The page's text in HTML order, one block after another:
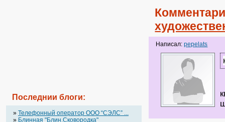
Последнии блоги:
» Телефонный оператор OOO “СЭЛС” ...
» Блинная "Блин.Сковородка"
Написал:pepelats